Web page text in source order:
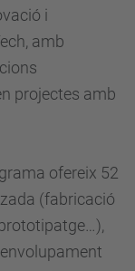
i
amb
projectes amb
ofereix 52
(fabricació